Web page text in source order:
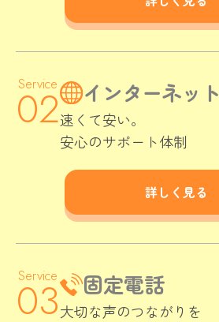
インターネット
速くて安い。
安心のサポート体制
詳しく見る
固定電話
大切な声のつながりを